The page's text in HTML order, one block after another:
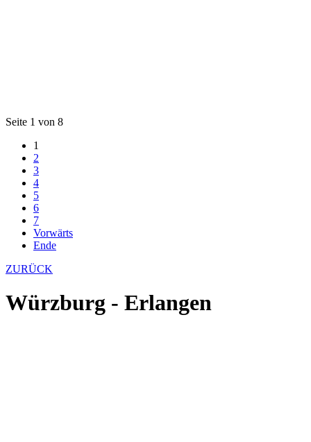
Seite 1 von 8
1
2
3
4
5
6
7
Vorwärts
Ende
ZURÜCK
Würzburg - Erlangen